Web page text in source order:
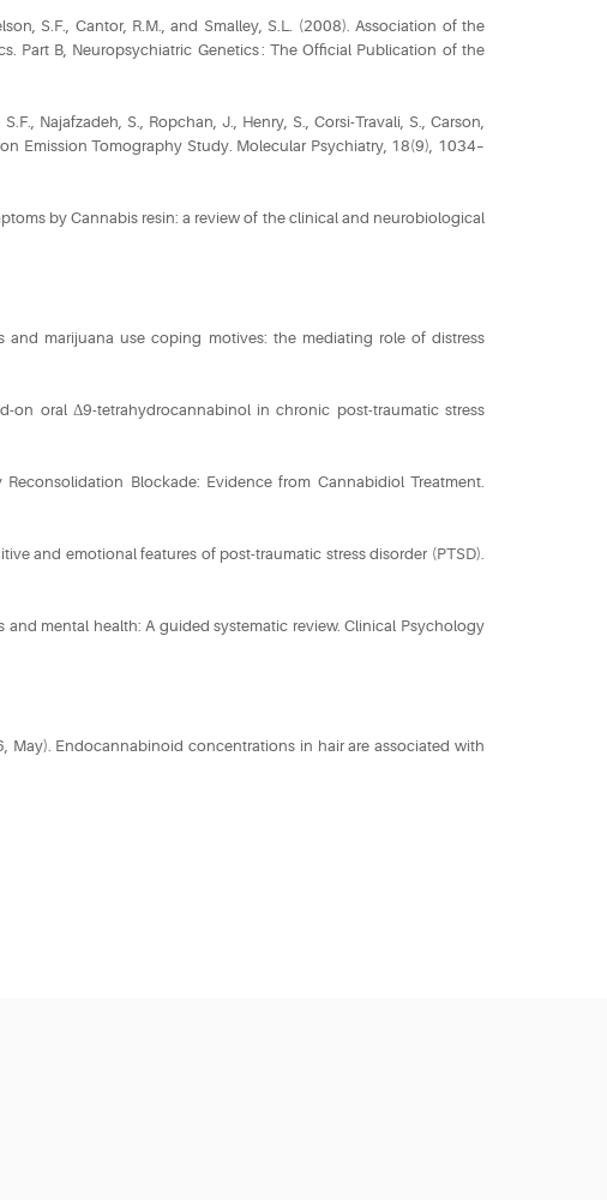
S.F., Cantor, R.M., and Smalley, S.L. (2008). Association of the
Part B, Neuropsychiatric Genetics : The Official Publication of the
Najafzadeh, S., Ropchan, J., Henry, S., Corsi-Travali, S., Carson,
Emission Tomography Study. Molecular Psychiatry, 18(9), 1034–
by Cannabis resin: a review of the clinical and neurobiological
and marijuana use coping motives: the mediating role of distress
­on oral Δ9-­tetrahydrocannabinol in chronic post-­traumatic stress
Blockade: Evidence from Cannabidiol Treatment.
and emotional features of post-traumatic stress disorder (PTSD).
and mental health: A guided systematic review. Clinical Psychology
May). Endocannabinoid concentrations in hair are associated with